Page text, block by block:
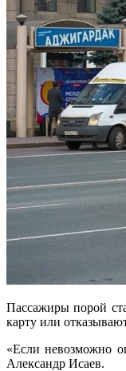
Пассажиры порой
карту или
«Если невозможно
Александр Исаев.